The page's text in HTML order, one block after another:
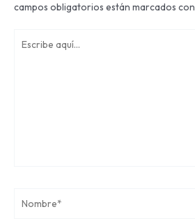
campos obligatorios están marcados con
aquí...